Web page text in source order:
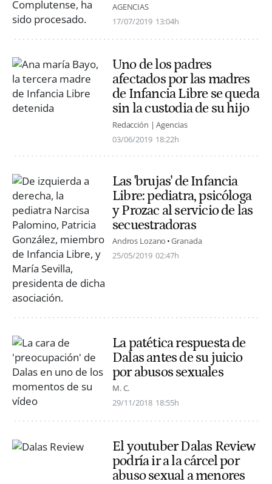
AGENCIAS
17/07/2019 13:04h
Uno de los padres
afectados por las madres
de Infancia Libre se queda
sin la custodia de su hijo
Redacción | Agencias
03/06/2019 18:22h
Las 'brujas' de Infancia
Libre: pediatra, psicóloga
y Prozac al servicio de las
secuestradoras
Andros Lozano Granada
25/05/2019 02:47h
La patética respuesta de
Dalas antes de su juicio
por abusos sexuales
M. C.
29/11/2018 18:55h
El youtuber Dalas Review
podría ir a la cárcel por
abuso sexual a menores